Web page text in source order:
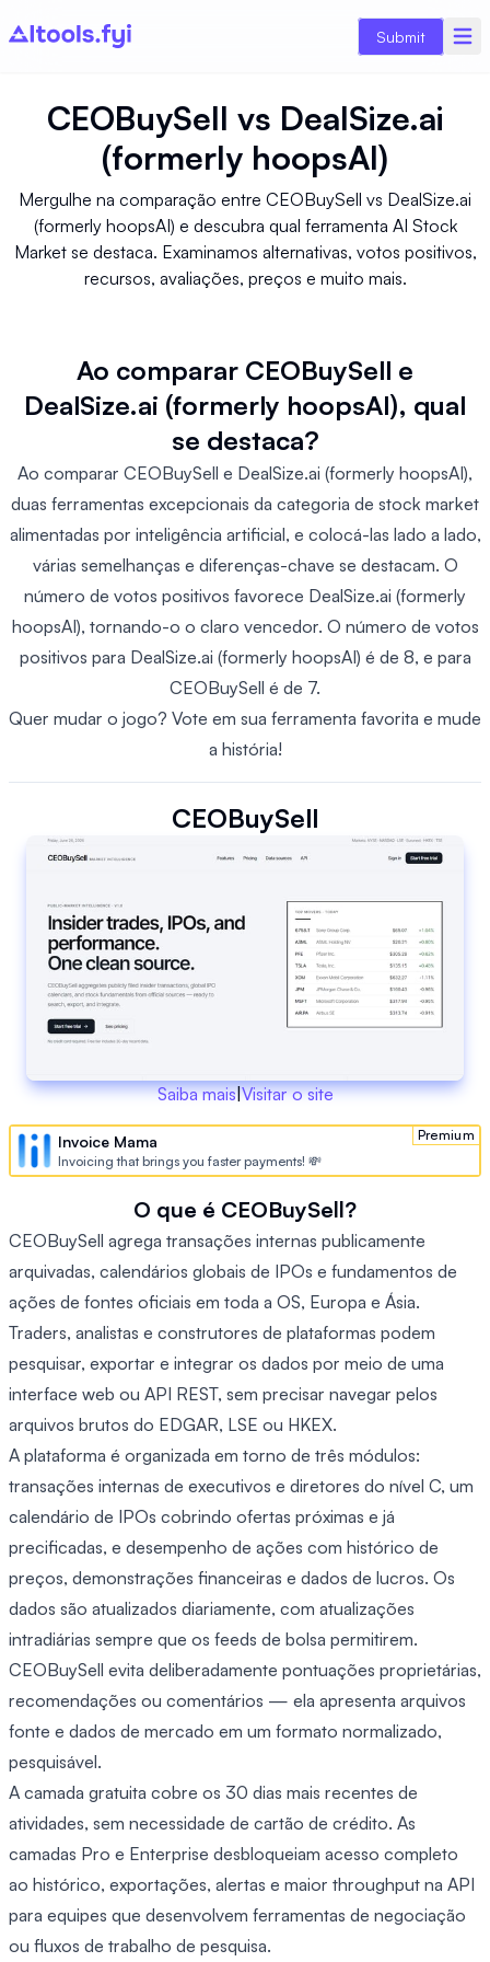
Submit
CEOBuySell vs DealSize.ai
(formerly hoopsAI)
Mergulhe na comparação entre CEOBuySell vs DealSize.ai
(formerly hoopsAI) e descubra qual ferramenta AI Stock
Market se destaca. Examinamos alternativas, votos positivos,
recursos, avaliações, preços e muito mais.
Ao comparar CEOBuySell e
DealSize.ai (formerly hoopsAI), qual
se destaca?
Ao comparar CEOBuySell e DealSize.ai (formerly hoopsAI),
duas ferramentas excepcionais da categoria de stock market
alimentadas por inteligência artificial, e colocá-las lado a lado,
várias semelhanças e diferenças-chave se destacam. O
número de votos positivos favorece DealSize.ai (formerly
hoopsAI), tornando-o o claro vencedor. O número de votos
positivos para DealSize.ai (formerly hoopsAI) é de 8, e para
CEOBuySell é de 7.
Quer mudar o jogo? Vote em sua ferramenta favorita e mude
a história!
CEOBuySell
Saiba mais|Visitar o site
Premium
Invoice Mama
Invoicing that brings you faster payments! 💸
O que é CEOBuySell?
CEOBuySell agrega transações internas publicamente
arquivadas, calendários globais de IPOs e fundamentos de
ações de fontes oficiais em toda a OS, Europa e Ásia.
Traders, analistas e construtores de plataformas podem
pesquisar, exportar e integrar os dados por meio de uma
interface web ou API REST, sem precisar navegar pelos
arquivos brutos do EDGAR, LSE ou HKEX.
A plataforma é organizada em torno de três módulos:
transações internas de executivos e diretores do nível C, um
calendário de IPOs cobrindo ofertas próximas e já
precificadas, e desempenho de ações com histórico de
preços, demonstrações financeiras e dados de lucros. Os
dados são atualizados diariamente, com atualizações
intradiárias sempre que os feeds de bolsa permitirem.
CEOBuySell evita deliberadamente pontuações proprietárias,
recomendações ou comentários — ela apresenta arquivos
fonte e dados de mercado em um formato normalizado,
pesquisável.
A camada gratuita cobre os 30 dias mais recentes de
atividades, sem necessidade de cartão de crédito. As
camadas Pro e Enterprise desbloqueiam acesso completo
ao histórico, exportações, alertas e maior throughput na API
para equipes que desenvolvem ferramentas de negociação
ou fluxos de trabalho de pesquisa.